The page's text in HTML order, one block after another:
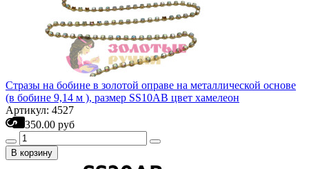
Стразы на бобине в золотой оправе на металлической основе
(в бобине 9,14 м ), размер SS10AB цвет хамелеон
Артикул: 4527
350.00 руб
В корзину